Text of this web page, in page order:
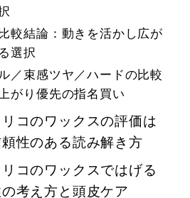
較結論：動きを活かし広が
選択
／束感ツヤ／ハードの比較
がり優先の指名買い
コのワックスの評価は
性のある読み解き方
コのワックスではげる
考え方と頭皮ケア